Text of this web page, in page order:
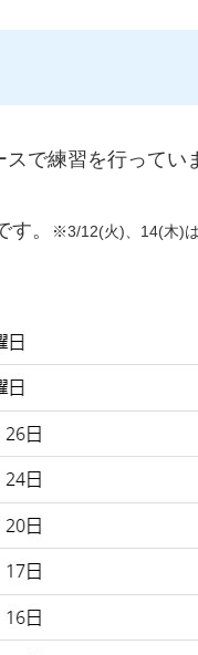
で練習を行ってい
。
※3/12(火)、14(木)